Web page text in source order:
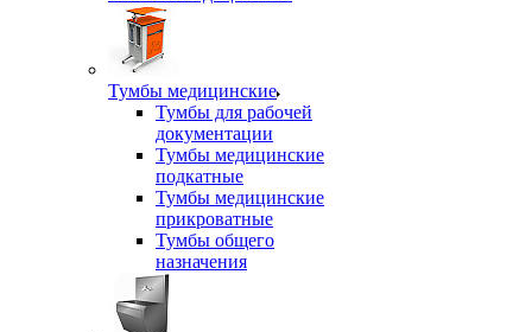
Тумбы медицинские
Тумбы для рабочей
документации
Тумбы медицинские
подкатные
Тумбы медицинские
прикроватные
Тумбы общего
назначения